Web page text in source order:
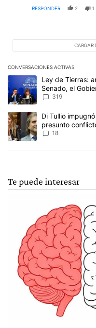
RESPONDER 2 1
CARGAR
CONVERSACIONES ACTIVAS
Este listado muestra los
Un artículo de tendencia
Ley de Tierras:
Senado, el
del proyecto
319
Un artículo de tendencia
Di Tullio
presunto
Ley de Tierras
18